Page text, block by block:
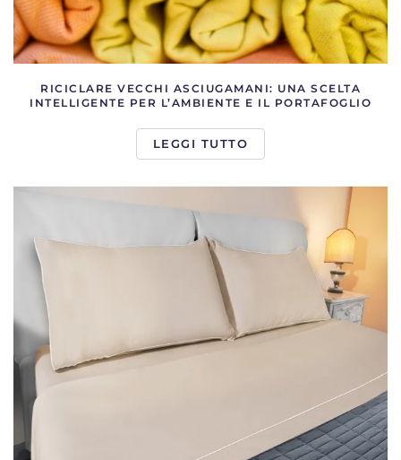
RICICLARE VECCHI ASCIUGAMANI: UNA SCELTA
INTELLIGENTE PER L’AMBIENTE E IL PORTAFOGLIO
LEGGI TUTTO